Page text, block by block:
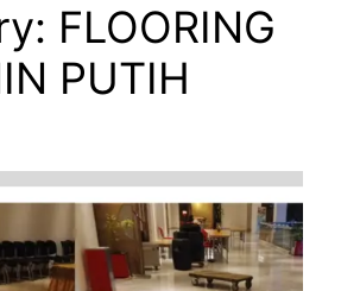
FLOORING
PUTIH